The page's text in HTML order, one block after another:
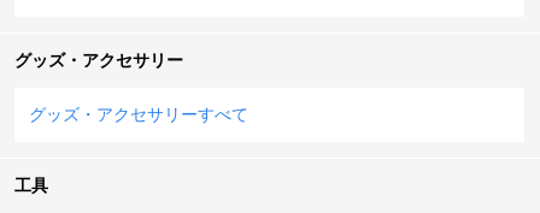
グッズ・アクセサリー
グッズ・アクセサリーすべて
工具